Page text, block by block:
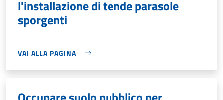
l'installazione di tende parasole
sporgenti
VAI ALLA PAGINA